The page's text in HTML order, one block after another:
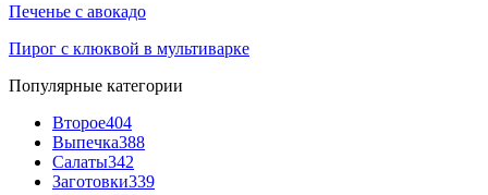
Печенье с авокадо
Пирог с клюквой в мультиварке
Популярные категории
Второе404
Выпечка388
Салаты342
Заготовки339